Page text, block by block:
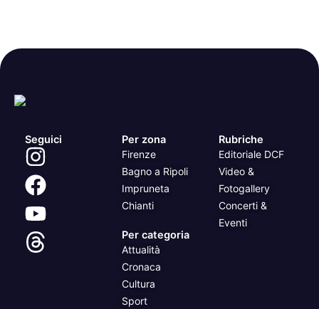
Seguici Per zona
Firenze
Bagno a Ripoli
Impruneta
Chianti
Per categoria
Attualità
Cronaca
Cultura
Sport
Rubriche
Editoriale DCF
Video &
Fotogallery
Concerti &
Eventi